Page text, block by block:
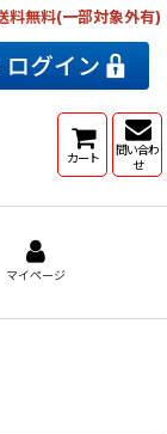
無料(一部対象外有)
カート
問い合わ
せ
マイページ